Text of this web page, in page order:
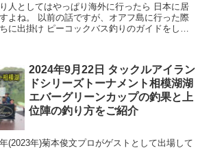
してはやっぱり海外に行ったら 日本に居
アフ島に行った際
ス釣りのガイドをして
2024年9月22日 タックルアイラン
ドシリーズトーナメント相模湖湖
エバーグリーンカップの釣果と上
位陣の釣り方をご紹介
(2023年)菊本俊文プロがゲストとして出場して